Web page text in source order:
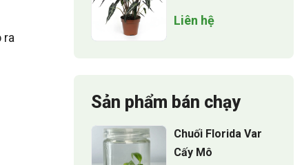
ra
Liên hệ
Sản phẩm bán chạy
Chuối Florida Var
Cấy Mô